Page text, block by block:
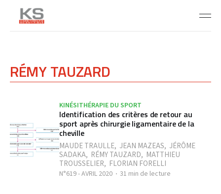
RÉMY TAUZARD
KINÉSITHÉRAPIE DU SPORT
Identification des critères de retour au
sport après chirurgie ligamentaire de la
cheville
MAUDE TRAULLE, JEAN MAZEAS, JÉRÔME
SADAKA, RÉMY TAUZARD, MATTHIEU
TROUSSELIER, FLORIAN FORELLI
N°619 - AVRIL 2020 31 min de lecture